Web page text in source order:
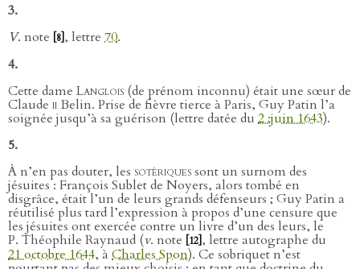
3.
V. note [8] , lettre 70.
4.
Cette dame Langlois (de prénom inconnu) était une sœur de
Claude iiBelin. Prise de fièvre tierce à Paris, Guy Patin l’a
soignée jusqu’à sa guérison (lettre datée du 2 ;juin 1643).
5.
À n’en pas douter, les sotériquessont un surnom des
jésuites : François Sublet de Noyers, alors tombé en
disgrâce, était l’un de leurs grands défenseurs ; Guy Patin a
réutilisé plus tard l’expression à propos d’une censure que
les jésuites ont exercée contre un livre d’un des leurs, le
P. Théophile Raynaud (v. note [12] , lettre autographe du
21 octobre 1644, à Charles Spon). Ce sobriquet n’est